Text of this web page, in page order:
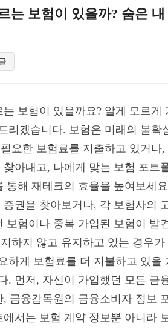
는 보험이 있을까? 숨은
는 보험이 있을까요? 알게 모르
리겠습니다. 보험은 미래의 불
요한 보험료를 지출하고 있거
아내고, 나에게 맞는 보험 포트
통해 재테크의 효율을 높여보세
권을 찾아보거나, 각 보험사의
보험이나 중복 가입된 보험이
하지 않고 유지하고 있는 경우
하게 보험료를 더 지불하고 있
. 먼저, 자신이 가입했던 모든
금융감독원의 금융소비자 정보
서는 보험 계약 정보뿐 아니라